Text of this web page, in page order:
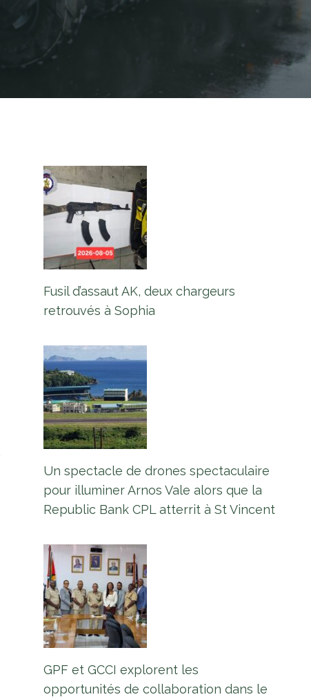
Fusil d’assaut AK, deux chargeurs
retrouvés à Sophia
Un spectacle de drones spectaculaire
pour illuminer Arnos Vale alors que la
Republic Bank CPL atterrit à St Vincent
GPF et GCCI explorent les
opportunités de collaboration dans le